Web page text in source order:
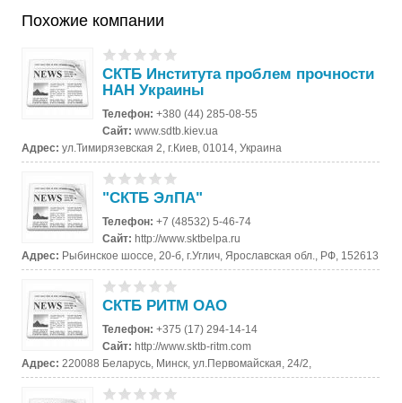
Похожие компании
СКТБ Института проблем прочности
НАН Украины
Телефон:+380 (44) 285-08-55
Сайт:www.sdtb.kiev.ua
Адрес:ул.Тимирязевская 2, г.Киев, 01014, Украина
"СКТБ ЭлПА"
Телефон:+7 (48532) 5-46-74
Сайт:http://www.sktbelpa.ru
Адрес: Рыбинское шоссе, 20-б, г.Углич, Ярославская обл., РФ, 152613
СКТБ РИТМ ОАО
Телефон:+375 (17) 294-14-14
Сайт:http://www.sktb-ritm.com
Адрес: 220088 Беларусь, Минск, ул.Первомайская, 24/2,